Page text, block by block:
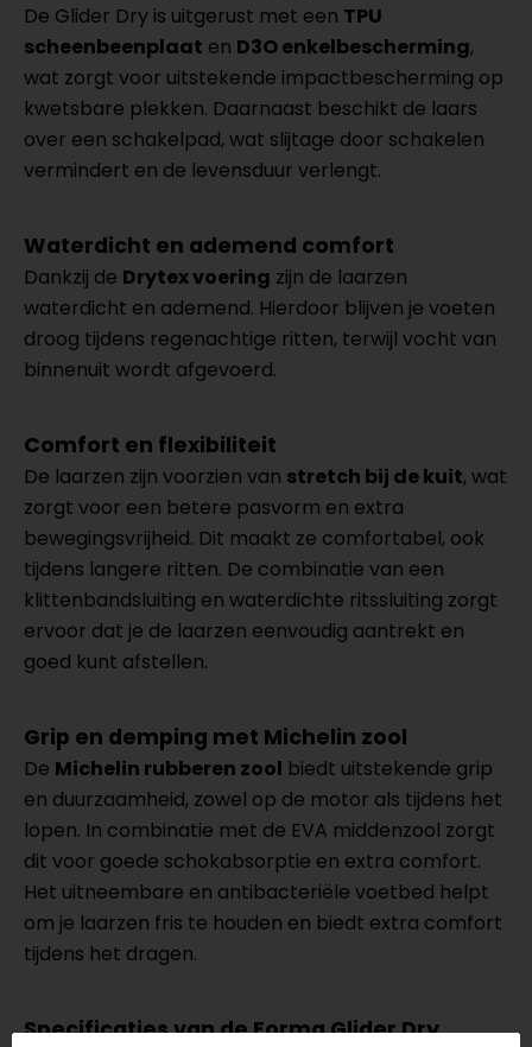
De Glider Dry is uitgerust met een TPU
scheenbeenplaat en D3O enkelbescherming,
wat zorgt voor uitstekende impactbescherming op
kwetsbare plekken. Daarnaast beschikt de laars
over een schakelpad, wat slijtage door schakelen
vermindert en de levensduur verlengt.
Waterdicht en ademend comfort
Dankzij de Drytex voering zijn de laarzen
waterdicht en ademend. Hierdoor blijven je voeten
droog tijdens regenachtige ritten, terwijl vocht van
binnenuit wordt afgevoerd.
Comfort en flexibiliteit
De laarzen zijn voorzien van stretch bij de kuit, wat
zorgt voor een betere pasvorm en extra
bewegingsvrijheid. Dit maakt ze comfortabel, ook
tijdens langere ritten. De combinatie van een
klittenbandsluiting en waterdichte ritssluiting zorgt
ervoor dat je de laarzen eenvoudig aantrekt en
goed kunt afstellen.
Grip en demping met Michelin zool
De Michelin rubberen zool biedt uitstekende grip
en duurzaamheid, zowel op de motor als tijdens het
lopen. In combinatie met de EVA middenzool zorgt
dit voor goede schokabsorptie en extra comfort.
Het uitneembare en antibacteriële voetbed helpt
om je laarzen fris te houden en biedt extra comfort
tijdens het dragen.
Specificaties van de Forma Glider Dry